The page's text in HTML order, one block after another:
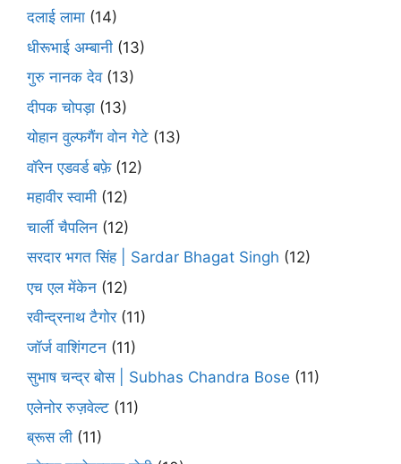
दलाई लामा (14)
धीरूभाई अम्बानी (13)
गुरु नानक देव(13)
दीपक चोपड़ा (13)
योहान वुल्फगैंग वोन गेटे (13)
वॉरेन एडवर्ड बफ़े(12)
महावीर स्वामी (12)
चार्ली चैपलिन (12)
सरदार भगत सिंह | Sardar Bhagat Singh (12)
एच एल मेंकेन (12)
रवीन्द्रनाथ टैगोर(11)
जॉर्ज वाशिंगटन (11)
सुभाष चन्द्र बोस | Subhas Chandra Bose (11)
एलेनोर रुज़वेल्ट (11)
ब्रूस ली (11)